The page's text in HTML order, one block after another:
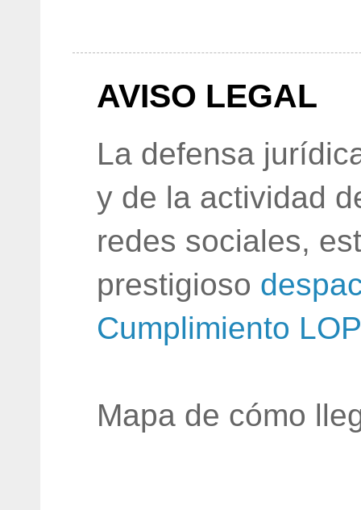
AVISO LEGAL
La defensa
y de la actividad
redes sociales,
prestigioso
Cumplimiento
Mapa de cómo